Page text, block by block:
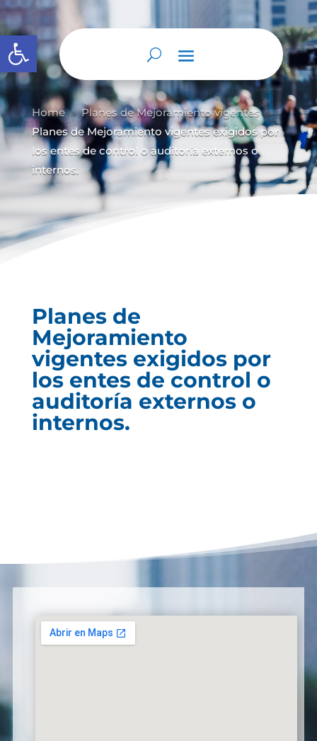
Abrir barra de herramientas
Home 9 Planes de Mejoramiento vigentes 9
Planes de Mejoramiento vigentes exigidos por
los entes de control o auditoría externos o
internos.
Planes de
Mejoramiento
vigentes exigidos por
los entes de control o
auditoría externos o
internos.